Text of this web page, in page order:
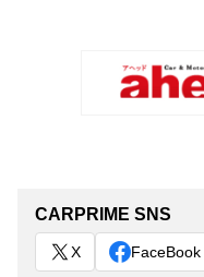
CARPRIME SNS
X FaceBook